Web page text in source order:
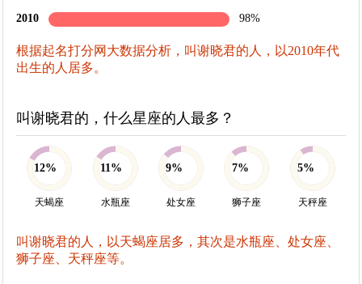
2010 98%
根据起名打分网大数据分析，叫谢晓君的人，以2010年代
出生的人居多。
叫谢晓君的，什么星座的人最多？
12%
天蝎座
11%
水瓶座
9%
处女座
7%
狮子座
5%
天秤座
叫谢晓君的人，以天蝎座居多，其次是水瓶座、处女座、
狮子座、天秤座等。